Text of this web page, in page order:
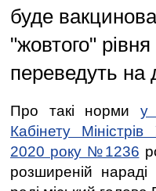
буде
"жовтого"
переведуть на
Про такі норми у
Кабінету
2020 року №1236
розширеній нараді